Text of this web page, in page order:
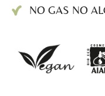
NO GAS NO